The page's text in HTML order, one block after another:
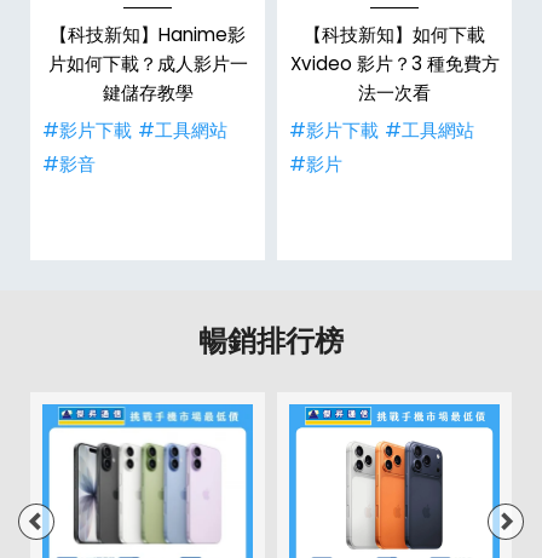
【科技新知】Hanime影
片如何下載？成人影片一
鍵儲存教學
#影片下載 #工具網站
#影音
【科技新知】如何下載
Xvideo 影片？3 種免費方
法一次看
#影片下載 #工具網站
#影片
暢銷排行榜